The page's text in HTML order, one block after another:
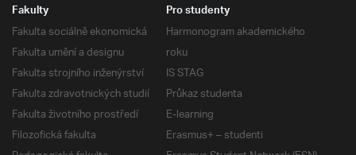
Fakulty
Fakulta sociálně ekonomická
Fakulta umění a designu
Fakulta strojního inženýrství
Fakulta zdravotnických studií
Fakulta životního prostředí
Filozofická fakulta
Pro studenty
Harmonogram akademického
roku
IS STAG
Průkaz studenta
E-learning
Erasmus+ – studenti